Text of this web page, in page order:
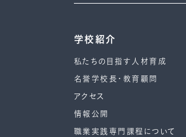
学校紹介
私たちの目指す人材育成
名誉学校長・教育顧問
アクセス
情報公開
職業実践専門課程について